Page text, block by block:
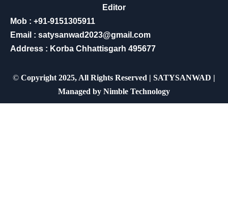
Editor
Mob : +91-9151305911
Email : satysanwad2023@gmail.com
Address : Korba Chhattisgarh 495677
© Copyright 2025, All Rights Reserved | SATYSANWAD |
Managed by Nimble Technology